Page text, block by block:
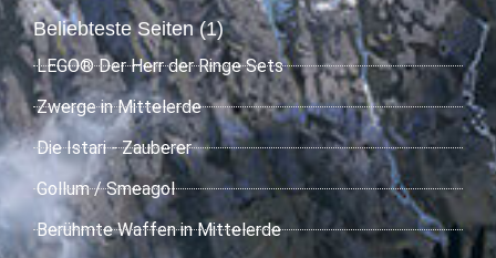
Beliebteste Seiten (1)
LEGO® Der Herr der Ringe Sets
Zwerge in Mittelerde
Die Istari - Zauberer
Gollum / Smeagol
Berühmte Waffen in Mittelerde